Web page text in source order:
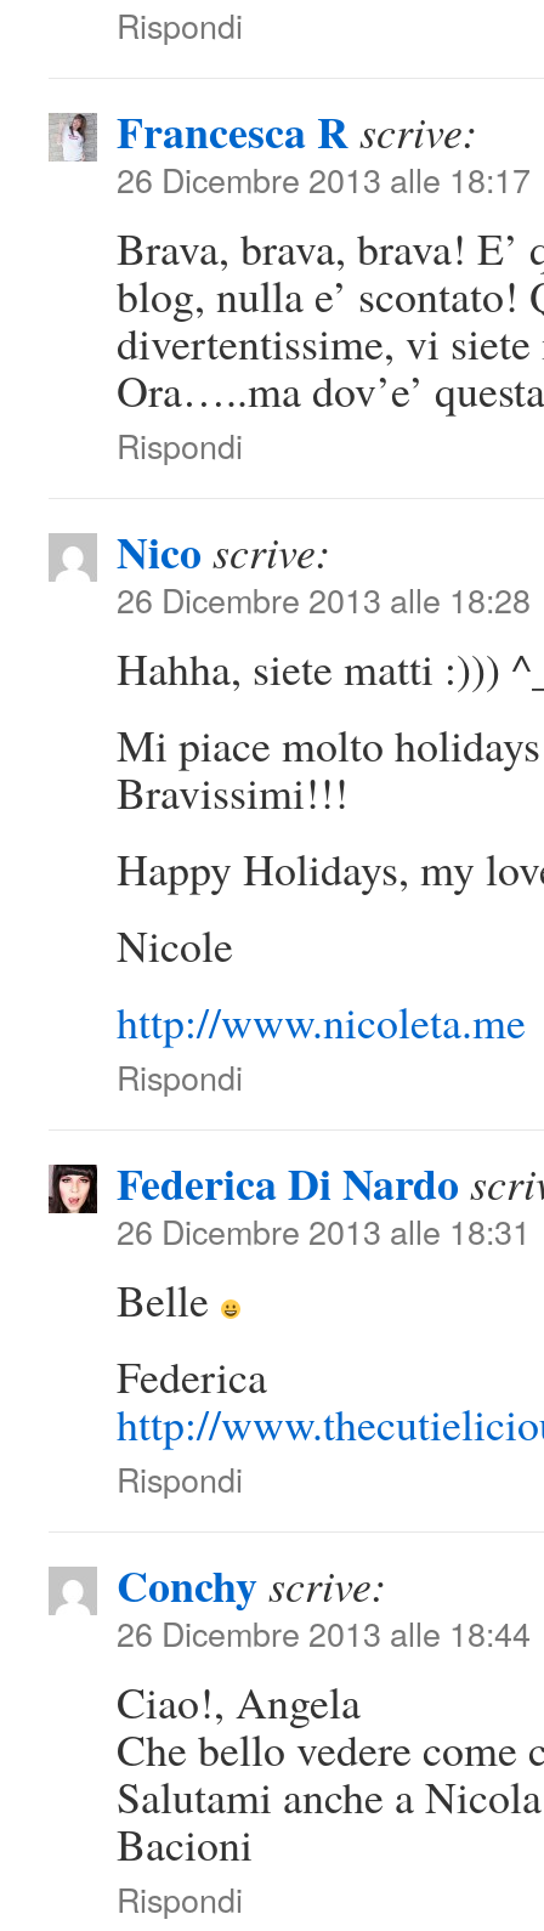
Rispondi
Francesca Rscrive:
26 Dicembre 2013 alle 18:17
Brava, brava, brava!
blog, nulla e’ scontato!
divertentissime, vi
Ora…..ma dov’e’
Rispondi
Nico scrive:
26 Dicembre 2013 alle 18:28
Hahha, siete matti :)))
Mi piace molto
Bravissimi!!!
Happy Holidays, my
Nicole
http://www.nicoleta.me
Rispondi
Federica Di Nardo
26 Dicembre 2013 alle 18:31
Belle
Federica
http://
Rispondi
Conchyscrive:
26 Dicembre 2013 alle 18:44
Ciao!, Angela
Che bello vedere come
Salutami anche a Nicola
Bacioni
Rispondi